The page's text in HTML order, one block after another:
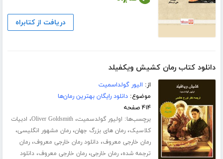
دریافت از کتابراه
دانلود کتاب رمان کشیش ویکفیلد
از: الیور گولداسمیت
موضوع:دانلود رایگان بهترین رمان‌ها
۴۱۴ صفحه
برچسب‌ها: اولیور گولدسمیت،Oliver Goldsmith، ادبیات
کلاسیک،رمان های بزرگ جهان،رمان مشهور انگلیسی،
رمان خارجی معروف،دانلود رمان خارجی معروف،رمان
ترجمه شده،رمان خارجی،رمان خارجی معروف،دانلود